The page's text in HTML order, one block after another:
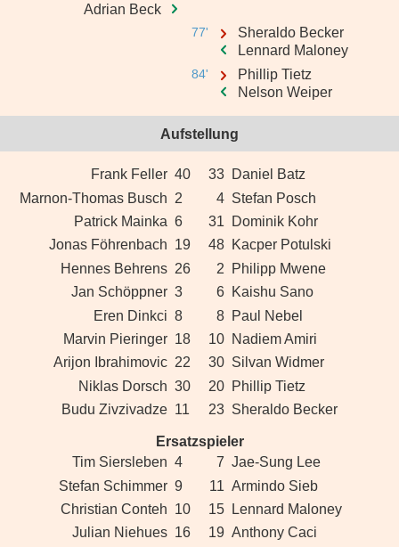
Adrian Beck
77'
Sheraldo Becker
Lennard Maloney
84'
Phillip Tietz
Nelson Weiper
Aufstellung
Frank Feller 40 33 Daniel Batz
Marnon-Thomas Busch 2 4 Stefan Posch
Patrick Mainka 6 31
Dominik Kohr
Jonas Föhrenbach 19 48 Kacper Potulski
Hennes Behrens 26 2
Philipp Mwene
Jan Schöppner 3 6 Kaishu Sano
Eren Dinkci 8 8 Paul Nebel
Marvin Pieringer 18 10 Nadiem Amiri
Arijon Ibrahimovic 22 30 Silvan Widmer
Niklas Dorsch 30 20 Phillip Tietz
Budu Zivzivadze 11 23 Sheraldo Becker
Ersatzspieler
Tim Siersleben 4 7 Jae-Sung Lee
Stefan Schimmer 9 11 Armindo Sieb
Christian Conteh 10 15
Lennard Maloney
Julian Niehues 16 19 Anthony Caci